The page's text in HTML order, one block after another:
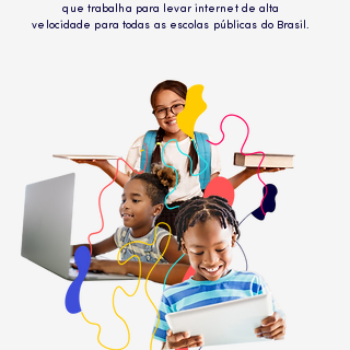
que trabalha para levar internet de alta
velocidade para todas as escolas públicas do Brasil.